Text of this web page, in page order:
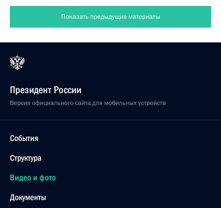
Показать предыдущие материалы
Президент России
Версия официального сайта для мобильных устройств
События
Структура
Видео и фото
Документы